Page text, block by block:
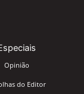
Opinião
do Editor